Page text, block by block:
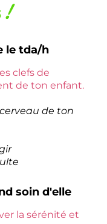
!
le tda/h
clefs de
de ton enfant.
de ton
soin d'elle
la sérénité et